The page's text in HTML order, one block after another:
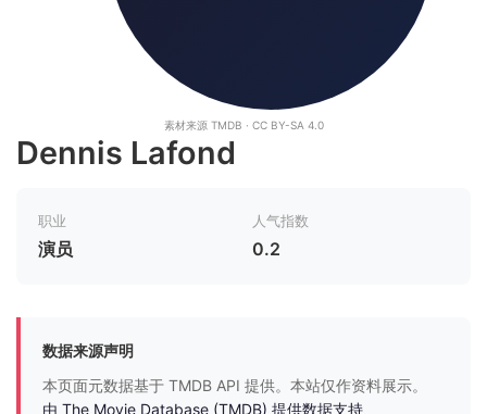
素材来源 TMDB · CC BY-SA 4.0
Dennis Lafond
职业
演员
人气指数
0.2
数据来源声明
本页面元数据基于 TMDB API 提供。本站仅作资料展示。
由 The Movie Database (TMDB) 提供数据支持